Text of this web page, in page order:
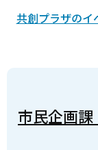
共創プラザのイ
市民企画課